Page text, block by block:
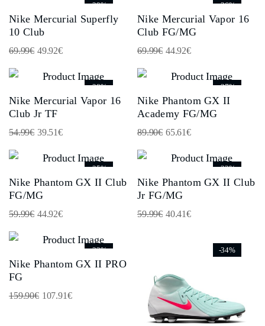
-29%
Nike Mercurial Superfly
10 Club
69.99€ 49.92€
-36%
Nike Mercurial Vapor 16
Club FG/MG
69.99€ 44.92€
-28%
Nike Mercurial Vapor 16
Club Jr TF
54.99€ 39.51€
-27%
Nike Phantom GX II
Academy FG/MG
89.90€ 65.61€
-25%
Nike Phantom GX II Club
FG/MG
59.99€ 44.92€
-33%
Nike Phantom GX II Club
Jr FG/MG
59.99€ 40.41€
-33%
Nike Phantom GX II PRO
FG
159.90€ 107.91€
-34%